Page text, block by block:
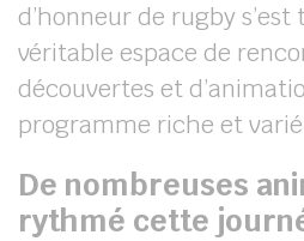
d’honneur de rugby
véritable espace de
découvertes et
programme riche et
De nombreuses
rythmé cette